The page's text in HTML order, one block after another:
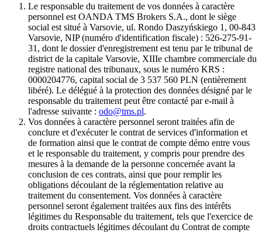
Le responsable du traitement de vos données à caractère
personnel est OANDA TMS Brokers S.A., dont le siège
social est situé à Varsovie, ul. Rondo Daszyńskiego 1, 00-843
Varsovie, NIP (numéro d'identification fiscale) : 526-275-91-
31, dont le dossier d'enregistrement est tenu par le tribunal de
district de la capitale Varsovie, XIIIe chambre commerciale du
registre national des tribunaux, sous le numéro KRS :
0000204776, capital social de 3 537 560 PLN (entièrement
libéré). Le délégué à la protection des données désigné par le
responsable du traitement peut être contacté par e-mail à
l'adresse suivante : odo@tms.pl.
Vos données à caractère personnel seront traitées afin de
conclure et d'exécuter le contrat de services d'information et
de formation ainsi que le contrat de compte démo entre vous
et le responsable du traitement, y compris pour prendre des
mesures à la demande de la personne concernée avant la
conclusion de ces contrats, ainsi que pour remplir les
obligations découlant de la réglementation relative au
traitement du consentement. Vos données à caractère
personnel seront également traitées aux fins des intérêts
légitimes du Responsable du traitement, tels que l'exercice de
droits contractuels légitimes découlant du Contrat de compte